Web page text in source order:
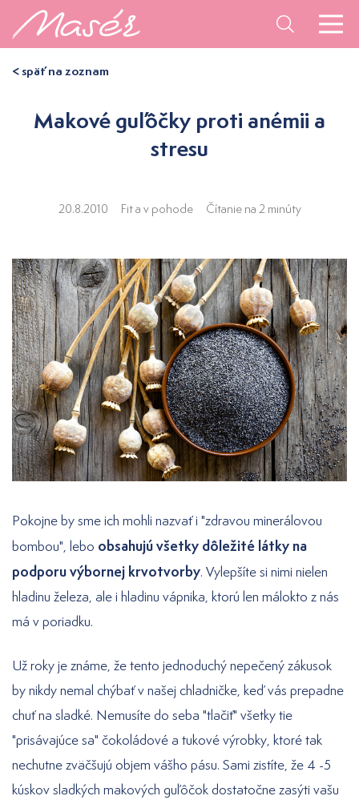
< späť na zoznam
Makové guľôčky proti anémii a
stresu
20.8.2010 Fit a v pohode Čítanie na 2 minúty
Pokojne by sme ich mohli nazvať i "zdravou minerálovou
bombou", lebo obsahujú všetky dôležité látky na
podporu výbornej krvotvorby. Vylepšíte si nimi nielen
hladinu železa, ale i hladinu vápnika, ktorú len málokto z nás
má v poriadku.
Už roky je známe, že tento jednoduchý nepečený zákusok
by nikdy nemal chýbať v našej chladničke, keď vás prepadne
chuť na sladké. Nemusíte do seba "tlačiť" všetky tie
"prisávajúce sa" čokoládové a tukové výrobky, ktoré tak
nechutne zväčšujú objem vášho pásu. Sami zistíte, že 4 -5
kúskov sladkých makových guľôčok dostatočne zasýti vašu